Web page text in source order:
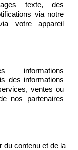
texte, des
via notre
votre appareil
informations
des informations
ventes ou
nos partenaires
du contenu et de la